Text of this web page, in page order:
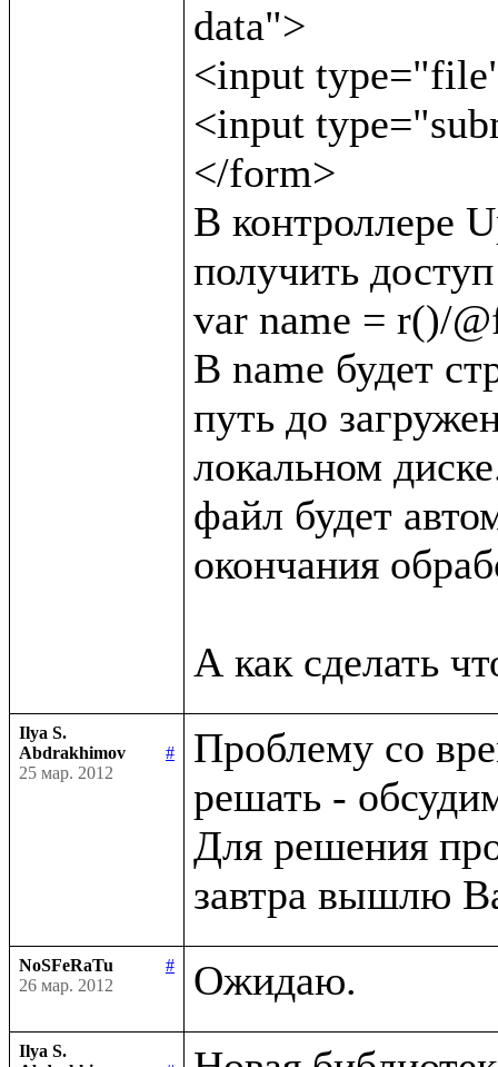
data">
<input
<input
</form>
В контроллере
получить
var name = r()/
В name будет
путь до
локальном
файл будет
окончания
Ilya S.
Abdrakhimov
#
25 мар. 2012
Проблему со
решать -
Для решения
NoSFeRaTu
#
26 мар. 2012
Ilya S.